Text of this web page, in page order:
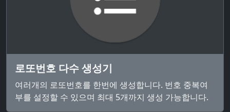
로또번호 다수 생성기
여러개의 로또번호를 한번에 생성합니다. 번호 중복여
부를 설정할 수 있으며 최대 5개까지 생성 가능합니다.